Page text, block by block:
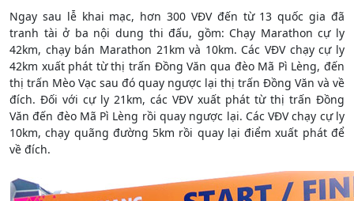
Ngay sau lễ khai mạc, hơn 300 VĐV đến từ 13 quốc gia đã
tranh tài ở ba nội dung thi đấu, gồm: Chạy Marathon cự ly
42km, chạy bán Marathon 21km và 10km. Các VĐV chạy cự ly
42km xuất phát từ thị trấn Đồng Văn qua đèo Mã Pì Lèng, đến
thị trấn Mèo Vạc sau đó quay ngược lại thị trấn Đồng Văn và về
đích. Đối với cự ly 21km, các VĐV xuất phát từ thị trấn Đồng
Văn đến đèo Mã Pì Lèng rồi quay ngược lại. Các VĐV chạy cự ly
10km, chạy quãng đường 5km rồi quay lại điểm xuất phát để
về đích.